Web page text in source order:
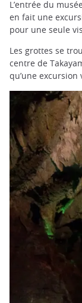
L’entrée du
en fait une
pour une seule
Les grottes se
centre de
qu’une